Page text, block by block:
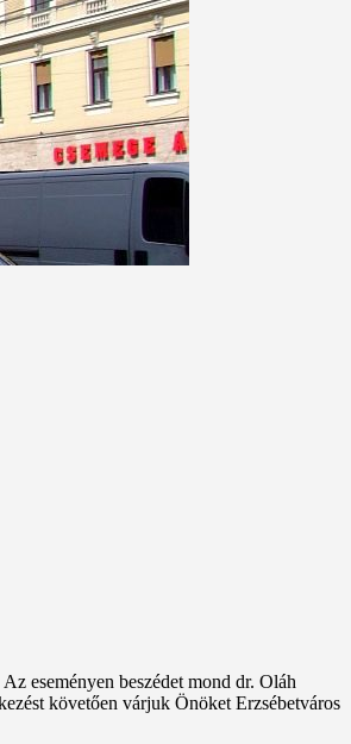
eseményen beszédet mond dr. Oláh
követően várjuk Önöket Erzsébetváros